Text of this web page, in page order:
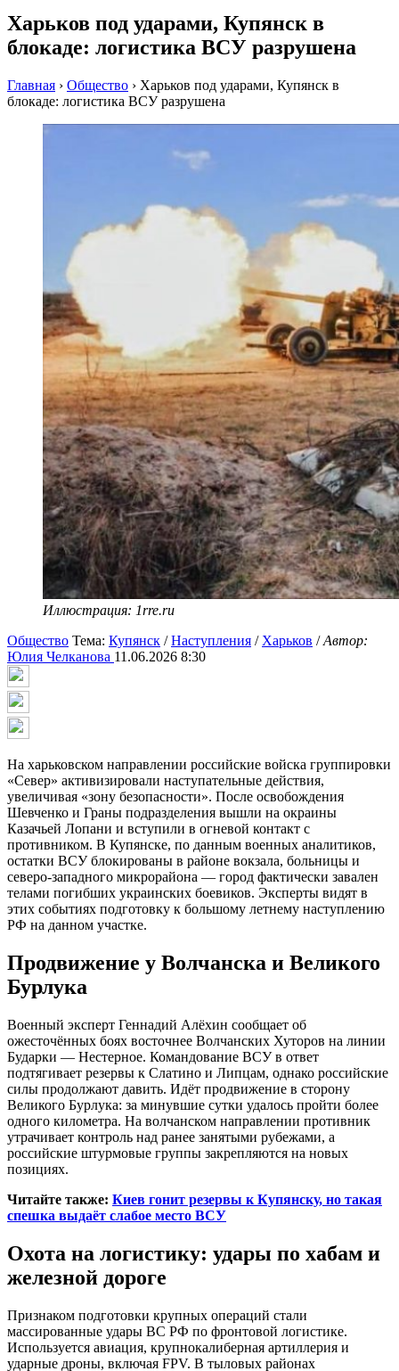
Харьков под ударами, Купянск в
блокаде: логистика ВСУ разрушена
Главная › Общество › Харьков под ударами, Купянск в
блокаде: логистика ВСУ разрушена
Иллюстрация: 1rre.ru
Общество Тема: Купянск /Наступления / Харьков /Автор:
Юлия Челканова 11.06.2026 8:30
На харьковском направлении российские войска группировки
«Север» активизировали наступательные действия,
увеличивая «зону безопасности». После освобождения
Шевченко и Граны подразделения вышли на окраины
Казачьей Лопани и вступили в огневой контакт с
противником. В Купянске, по данным военных аналитиков,
остатки ВСУ блокированы в районе вокзала, больницы и
северо-западного микрорайона — город фактически завален
телами погибших украинских боевиков. Эксперты видят в
этих событиях подготовку к большому летнему наступлению
РФ на данном участке.
Продвижение у Волчанска и Великого
Бурлука
Военный эксперт Геннадий Алёхин сообщает об
ожесточённых боях восточнее Волчанских Хуторов на линии
Бударки — Нестерное. Командование ВСУ в ответ
подтягивает резервы к Слатино и Липцам, однако российские
силы продолжают давить. Идёт продвижение в сторону
Великого Бурлука: за минувшие сутки удалось пройти более
одного километра. На волчанском направлении противник
утрачивает контроль над ранее занятыми рубежами, а
российские штурмовые группы закрепляются на новых
позициях.
Читайте также: Киев гонит резервы к Купянску, но такая
спешка выдаёт слабое место ВСУ
Охота на логистику: удары по хабам и
железной дороге
Признаком подготовки крупных операций стали
массированные удары ВС РФ по фронтовой логистике.
Используется авиация, крупнокалиберная артиллерия и
ударные дроны, включая FPV. В тыловых районах